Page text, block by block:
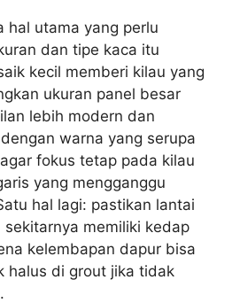
hal utama yang perlu
dan tipe kaca itu
kecil memberi kilau yang
ukuran panel besar
lebih modern dan
warna yang serupa
fokus tetap pada kilau
yang mengganggu
hal lagi: pastikan lantai
memiliki kedap
kelembapan dapur bisa
halus di grout jika tidak